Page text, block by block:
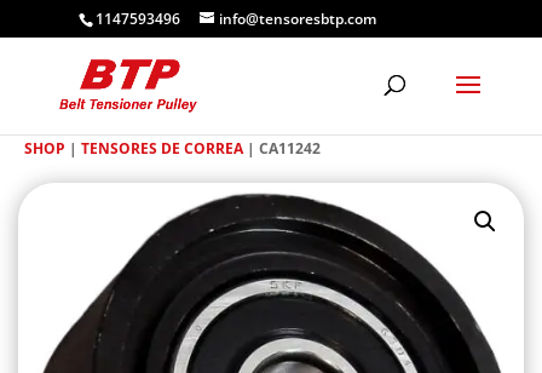
1147593496 info@tensoresbtp.com
SHOP | TENSORES DE CORREA| CA11242